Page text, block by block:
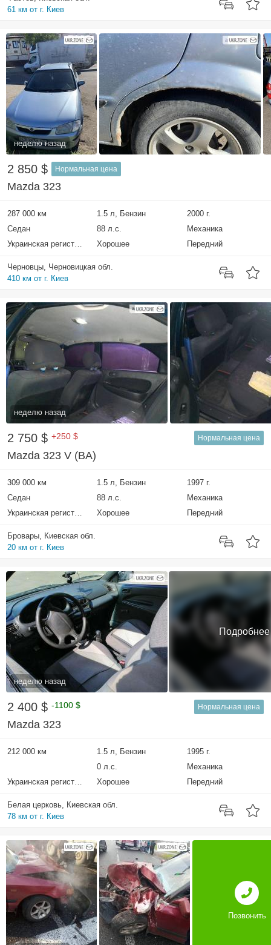
61 км от г. Киев
неделю назад
2 850 $ Нормальная цена
Mazda 323
287 000 км 1.5 л, Бензин
2000 г.
Седан
88 л.с.
Механика
Украинская регистрация
Хорошее Передний
Черновцы, Черновицкая обл.
410 км от г. Киев
неделю назад
2 750 $ +250 $ Нормальная цена
Mazda 323 V (BA)
309 000 км 1.5 л, Бензин
1997 г.
Седан
88 л.с.
Механика
Украинская регистрация
Хорошее Передний
Бровары, Киевская обл.
20 км от г. Киев
неделю назад
Подробнее
2 400 $ -1100 $ Нормальная цена
Mazda 323
212 000 км 1.5 л, Бензин
1995 г.
0 л.с.
Механика
Украинская регистрация
Хорошее Передний
Белая церковь, Киевская обл.
78 км от г. Киев
Позвонить